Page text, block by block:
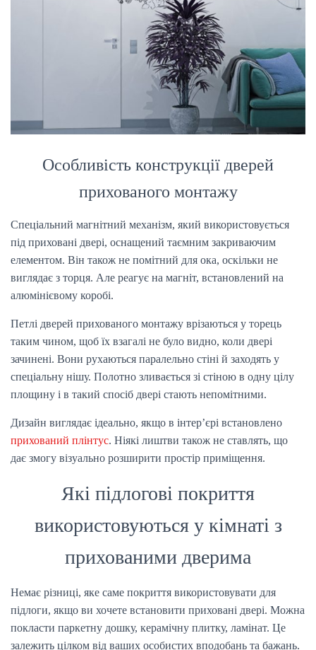
Особливість конструкції дверей
прихованого монтажу
Спеціальний магнітний механізм, який використовується
під приховані двері, оснащений таємним закриваючим
елементом. Він також не помітний для ока, оскільки не
виглядає з торця. Але реагує на магніт, встановлений на
алюмінієвому коробі.
Петлі дверей прихованого монтажу врізаються у торець
таким чином, щоб їх взагалі не було видно, коли двері
зачинені. Вони рухаються паралельно стіні й заходять у
спеціальну нішу. Полотно зливається зі стіною в одну цілу
площину і в такий спосіб двері стають непомітними.
Дизайн виглядає ідеально, якщо в інтер’єрі встановлено
прихований плінтус. Ніякі лиштви також не ставлять, що
дає змогу візуально розширити простір приміщення.
Які підлогові покриття
використовуються у кімнаті з
прихованими дверима
Немає різниці, яке саме покриття використовувати для
підлоги, якщо ви хочете встановити приховані двері. Можна
покласти паркетну дошку, керамічну плитку, ламінат. Це
залежить цілком від ваших особистих вподобань та бажань.